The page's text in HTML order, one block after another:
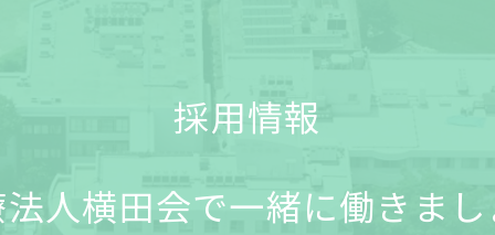
採用情報
人横田会で一緒に働きま